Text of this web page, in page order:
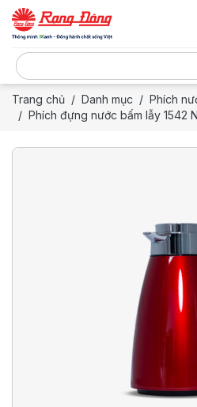
Trang chủ Danh mục Phích
Phích đựng nước bấm lẫy 1542